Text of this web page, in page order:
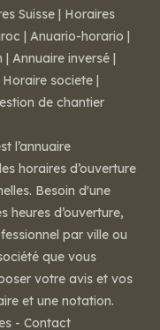
Suisse | Horaires
| Anuario-horario |
| Annuaire inversé |
Horaire societe |
de chantier
l’annuaire
horaires d’ouverture
Besoin d'une
heures d’ouverture,
par ville ou
que vous
votre avis et vos
et une notation.
- Contact